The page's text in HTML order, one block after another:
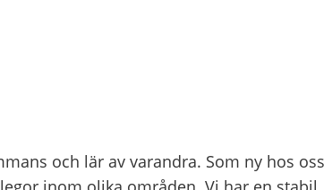
och lär av varandra. Som ny hos oss